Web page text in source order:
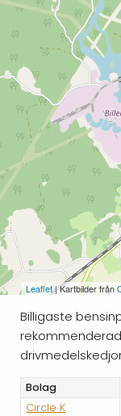
Leaflet| Kartbilder från
Billigaste
Bolag
Circle K